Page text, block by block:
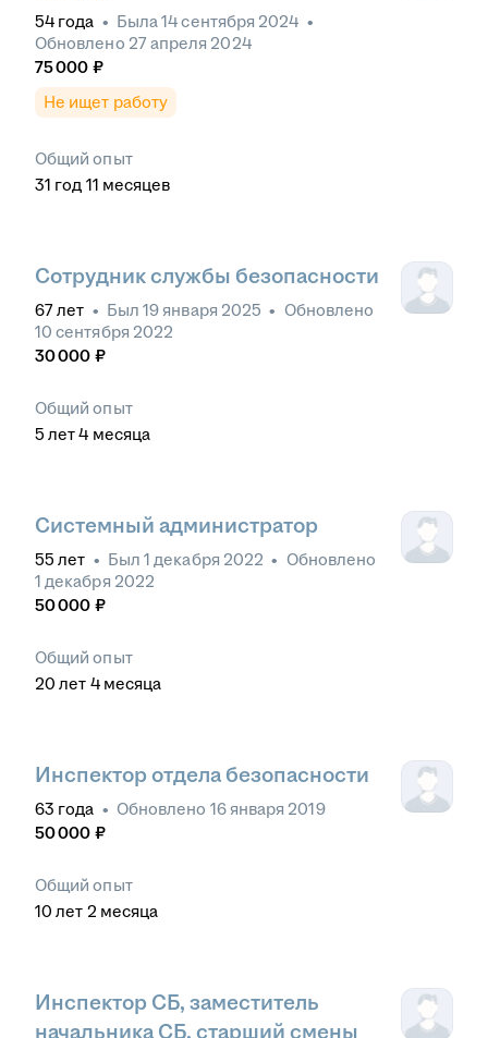
54 года • Была14 сентября 2024 •
Обновлено 27 апреля 2024
75 000 ₽
Не ищет работу
Общий опыт
31 год 11 месяцев
Сотрудник службы безопасности
67лет • Был 19 января 2025 • Обновлено
10 сентября 2022
30 000 ₽
Общий опыт
5 лет 4 месяца
Системный администратор
55 лет • Был 1 декабря 2022 • Обновлено
1 декабря 2022
50 000 ₽
Общий опыт
20 лет 4 месяца
Инспектор отдела безопасности
63 года • Обновлено 16 января 2019
50 000 ₽
Общий опыт
10 лет 2 месяца
Инспектор СБ, заместитель
начальника СБ, старший смены